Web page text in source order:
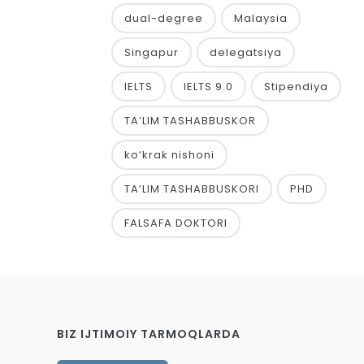
dual-degree Malaysia
Singapur delegatsiya
IELTS IELTS 9.0 Stipendiya
TA’LIM TASHABBUSKOR
ko‘krak nishoni
TA’LIM TASHABBUSKORI PHD
FALSAFA DOKTORI
BIZ IJTIMOIY TARMOQLARDA